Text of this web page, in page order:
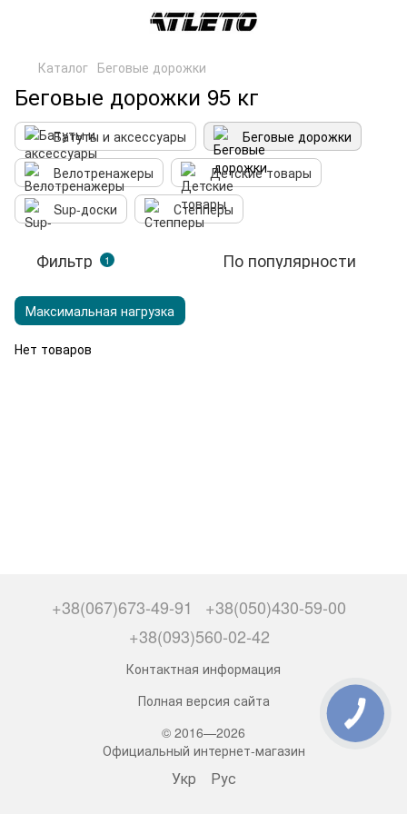
Каталог Беговые дорожки
Беговые дорожки 95 кг
Батуты и аксессуары
Беговые дорожки
Велотренажеры
Детские товары
Sup-доски
Степперы
Фильтр 1 По популярности
Максимальная нагрузка
Нет товаров
+38(067)673-49-91
+38(050)430-59-00
+38(093)560-02-42
Контактная информация
Полная версия сайта
© 2016—2026
Официальный интернет-магазин
Укр Рус